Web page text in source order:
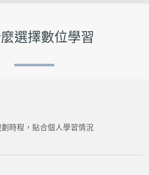
選擇數位學習
時程，貼合個人學習情況